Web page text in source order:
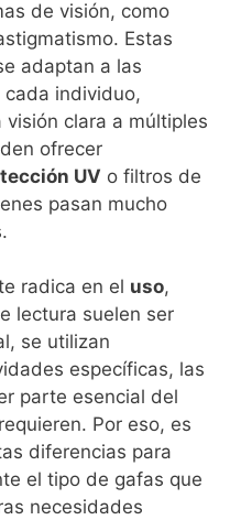
de visión, como
Estas
adaptan a las
individuo,
clara a múltiples
ofrecer
UV o filtros de
pasan mucho
radica en el uso,
lectura suelen ser
se utilizan
específicas, las
parte esencial del
Por eso, es
diferencias para
el tipo de gafas que
necesidades